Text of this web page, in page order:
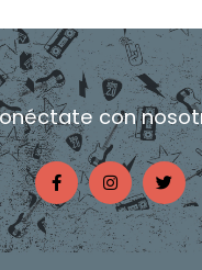
con
F
a
c
e
b
o
o
I
n
s
t
a
g
r
T
w
i
t
t
e